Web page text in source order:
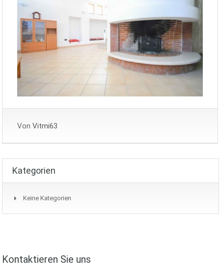
Von Vitmi63
Kategorien
Keine Kategorien
Kontaktieren Sie uns